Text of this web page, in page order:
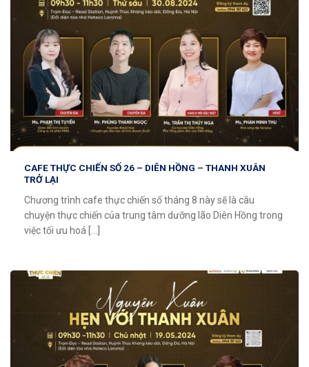
CAFE THỰC CHIẾN SỐ 26 – DIÊN HỒNG – THANH XUÂN
TRỞ LẠI
Chương trình cafe thực chiến số tháng 8 này sẽ là câu
chuyện thực chiến của trung tâm dưỡng lão Diên Hồng trong
việc tối ưu hoá [...]